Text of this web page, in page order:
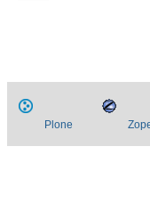
Plone